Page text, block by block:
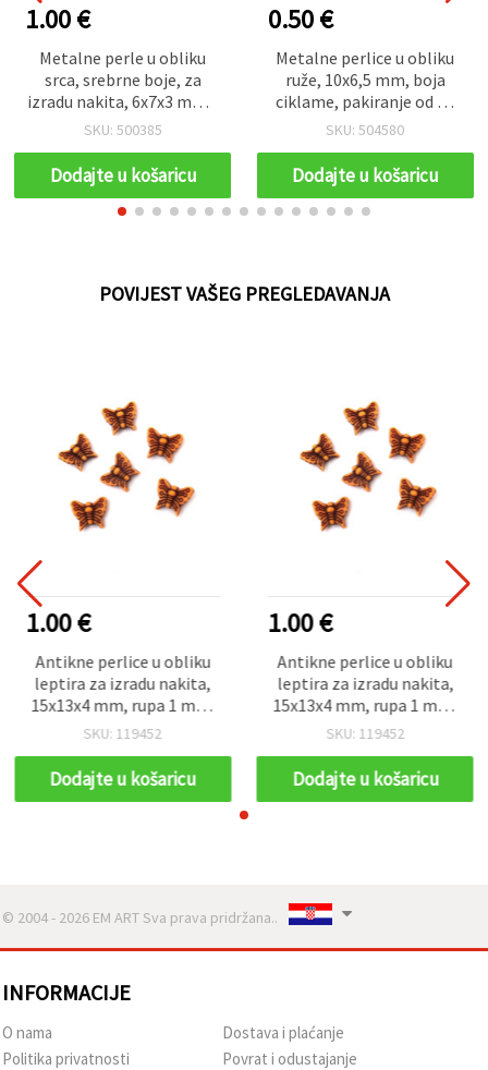
1.00 €
Metalne perle u obliku
srca, srebrne boje, za
izradu nakita, 6x7x3 mm –
20 kom
SKU: 500385
Dodajte u košaricu
0.50 €
Metalne perlice u obliku
ruže, 10x6,5 mm, boja
ciklame, pakiranje od 50
kom, za izradu nakita
SKU: 504580
Dodajte u košaricu
POVIJEST VAŠEG PREGLEDAVANJA
1.00 €
Antikne perlice u obliku
leptira za izradu nakita,
15x13x4 mm, rupa 1 mm,
smeđe, 50 g (~108 kom)
SKU: 119452
Dodajte u košaricu
1.00 €
Antikne perlice u obliku
leptira za izradu nakita,
15x13x4 mm, rupa 1 mm,
smeđe, 50 g (~108 kom)
SKU: 119452
Dodajte u košaricu
© 2004 - 2026 EM ART Sva prava pridržana..
INFORMACIJE
O nama
Politika privatnosti
Dostava i plaćanje
Povrat i odustajanje